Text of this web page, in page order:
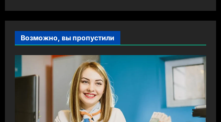
Возможно, вы пропустили